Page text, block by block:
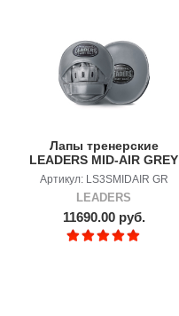
Лапы тренерские
LEADERS MID-AIR GREY
Артикул: LS3SMIDAIR GR
LEADERS
11690.00 руб.